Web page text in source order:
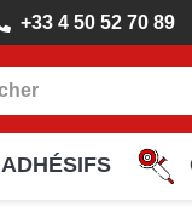
+33 4 50 52 70 89
ADHÉSIFS